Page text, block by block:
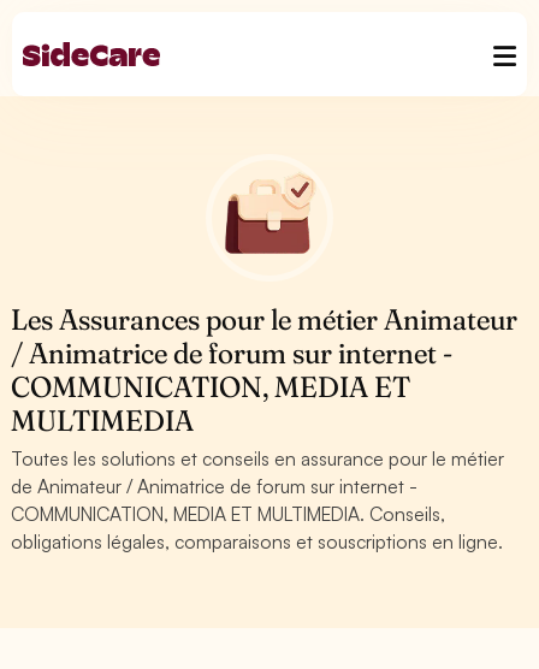
Les Assurances pour le métier Animateur
/ Animatrice de forum sur internet -
COMMUNICATION, MEDIA ET
MULTIMEDIA
Toutes les solutions et conseils en assurance pour le métier
de Animateur / Animatrice de forum sur internet -
COMMUNICATION, MEDIA ET MULTIMEDIA. Conseils,
obligations légales, comparaisons et souscriptions en ligne.